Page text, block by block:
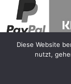
Diese Website
nutzt,